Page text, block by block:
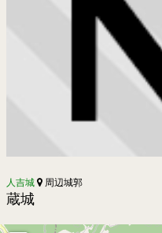
人吉城 周辺城郭
蔵城